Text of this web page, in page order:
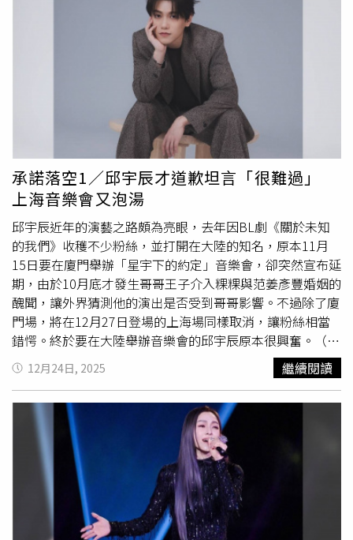
預定機票的乘客辦理退款。由於多家旅行社業者皆有安排桃
園國際機場直飛長灘島卡堤克蘭機場的包機行程，突如其來
的停航，讓旅行社相當措手不及。品保協會表示，因航空公
司停飛，導致旅客行程變動，各家承辦的旅行業者都會全力
協助，若旅客願意轉機，將改由馬尼拉轉機的方式前往長灘
島；若旅客不願意轉機，只能以退費方式處理，而自由行旅
客品保協會也會盡量協助旅客辦理機票退費，但當地旅館費
用恐怕很難退款。品保協會指出，由於航空公司停飛是
抗力因素，呼籲旅客體諒旅行社，雙方應協商解決方案，若
有投保旅遊不便險的旅客，也可以確認保單內容是否能理
賠。對此，交通部觀光署發聲表示，此案針對團體旅遊的部
分，經瞭解將由旅行社與旅客協商改往其他目的地，或以轉
機等替代方案辦理，目前旅行社均積極與其旅客協調中。觀
光署指出，因各旅行社仍在積極處理中，尚未有旅客向觀光
署或是品保協會提出申訴，觀光署會持續請各販售旅行社妥
善處理。
承諾落空1／邱宇辰才道歉坦言「很難過」
上海音樂會又泡湯
邱宇辰近年的演藝之路頗為亮眼，去年因BL劇《關於未知
的我們》收穫不少粉絲，並打開在大陸的知名，原本11月
15日要在廈門舉辦「星宇下的約定」音樂會，卻突然宣布延
期，由於10月底才發生哥哥王子介入粿粿與范姜彥豐婚姻的
醜聞，讓外界猜測他的演出是否受到哥哥影響。不過除了廈
門場，將在12月27日登場的上海場同樣取消，讓粉絲相當
錯愕。終於要在大陸舉辦音樂會的邱宇辰原本很興奮。（圖
／翻攝自邱宇辰微博）原本10月時邱宇辰興奮宣布11月15
日將在廈門集美嘉庚體育館開唱，直呼：「我的體育館演唱
會真的來了！這輩子第一次的體育館巡演！一定要嗨翻！」
沒想到事隔一周范姜彥豐便發影片，指控邱宇辰的哥哥王子
介入自己與粿粿婚姻，雖然邱宇辰並非當事者，但他與哥哥
的關係緊密，難免會受波及，後續出席活動時也未接受媒體
採訪。邱宇辰的哥哥王子爆出醜聞。（圖／翻攝自邱宇辰臉
書）就在「粿王戀」爆發幾天後，邱宇辰的廈門音樂會突然
喊卡，主辦單位稱因「
不可抗力因素」，導致演出延期舉
辦，會為所有已購票觀眾進行退票處理，巧的是宣布延期的
12月24日, 2025 繼續閱讀